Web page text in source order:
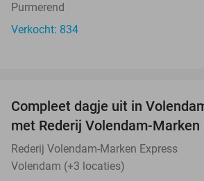
Purmerend
Verkocht: 834
Compleet dagje uit in
met Rederij Volendam-Marken
Rederij Volendam-Marken Express
Volendam (+3 locaties)